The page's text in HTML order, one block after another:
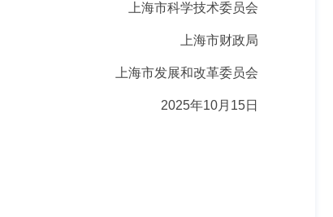
上海市科学技术委员会
上海市财政局
上海市发展和改革委员会
2025年10月15日